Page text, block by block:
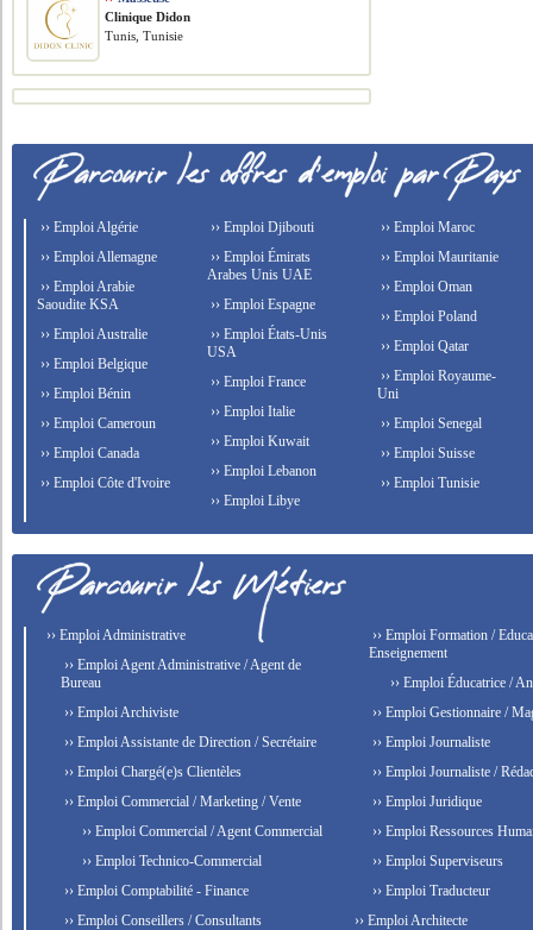
Clinique Didon
Tunis, Tunisie
›› Emploi Algérie
›› Emploi Allemagne
›› Emploi Arabie
Saoudite KSA
›› Emploi Australie
›› Emploi Belgique
›› Emploi Bénin
›› Emploi Cameroun
›› Emploi Canada
›› Emploi Côte d'Ivoire
›› Emploi Djibouti
›› Emploi Émirats
Arabes Unis UAE
›› Emploi Espagne
›› Emploi États-Unis
USA
›› Emploi France
›› Emploi Italie
›› Emploi Kuwait
›› Emploi Lebanon
›› Emploi Libye
›› Emploi Maroc
›› Emploi Mauritanie
›› Emploi Oman
›› Emploi Poland
›› Emploi Qatar
›› Emploi Royaume-
Uni
›› Emploi Senegal
›› Emploi Suisse
›› Emploi Tunisie
›› Emploi Administrative
›› Emploi Agent Administrative / Agent de
Bureau
›› Emploi Archiviste
›› Emploi Assistante de Direction / Secrétaire
›› Emploi Chargé(e)s Clientèles
›› Emploi Commercial / Marketing / Vente
›› Emploi Commercial / Agent Commercial
›› Emploi Technico-Commercial
›› Emploi Comptabilité - Finance
›› Emploi Conseillers / Consultants
›› Emploi Formation /
Enseignement
›› Emploi Éducatrice /
›› Emploi Gestionnaire /
›› Emploi Journaliste
›› Emploi Journaliste /
›› Emploi Juridique
›› Emploi Ressources
›› Emploi Superviseurs
›› Emploi Traducteur
›› Emploi Architecte